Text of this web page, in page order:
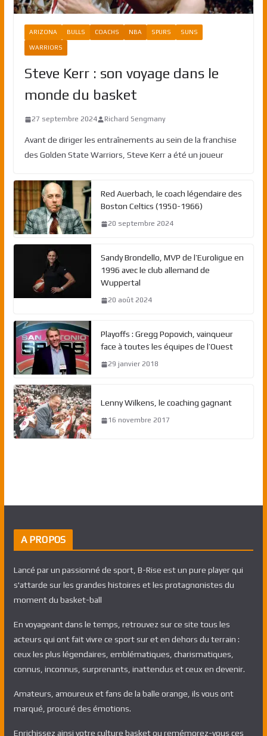
ARIZONA BULLS COACHS NBA SPURS SUNS
WARRIORS
Steve Kerr : son voyage dans le
monde du basket
27 septembre 2024 Richard Sengmany
Avant de diriger les entraînements au sein de la franchise
des Golden State Warriors, Steve Kerr a été un joueur
Red Auerbach, le coach légendaire des
Boston Celtics (1950-1966)
20 septembre 2024
Sandy Brondello, MVP de l’Euroligue en
1996 avec le club allemand de
Wuppertal
20 août 2024
Playoffs : Gregg Popovich, vainqueur
face à toutes les équipes de l’Ouest
29 janvier 2018
Lenny Wilkens, le coaching gagnant
16 novembre 2017
A PROPOS
Lancé par un passionné de sport, B-Rise est un pure player qui
s'attarde sur les grandes histoires et les protagnonistes du
moment du basket-ball
En voyageant dans le temps, retrouvez sur ce site tous les
acteurs qui ont fait vivre ce sport sur et en dehors du terrain :
ceux les plus légendaires, emblématiques, charismatiques,
connus, inconnus, surprenants, inattendus et ceux en devenir.
Amateurs, amoureux et fans de la balle orange, ils vous ont
marqué, procuré des émotions.
Enrichissez ainsi votre culture basket ou remémorez-vous ces